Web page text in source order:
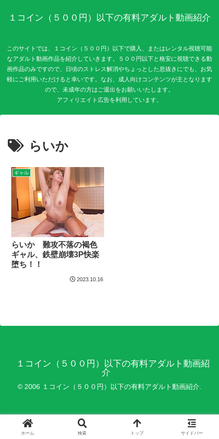
１コイン（５００円）以下の有料アダルト動画紹介
このサイトでは、１コイン（５００円）以下で購入、またはレンタル視聴可能
なアダルト動画作品を紹介していきます。５００円以下と格安に視聴できる動
画作品のみですので、日頃のストレス解消やちょっとした息抜きにでも、お気
軽にご利用いただけると幸いです。なお、成人向けコンテンツが主となります
ので、未成年の方はご退出をお願いいたします。
らいか
ギャル
らいか 難攻不落の褐色
ギャル、鉄壁崩壊3P快楽
堕ち！！
2023.10.16
１コイン（５００円）以下の有料アダルト動画紹
介
© 2006 １コイン（５００円）以下の有料アダルト動画紹介.
ホーム 検索 トップ サイドバー